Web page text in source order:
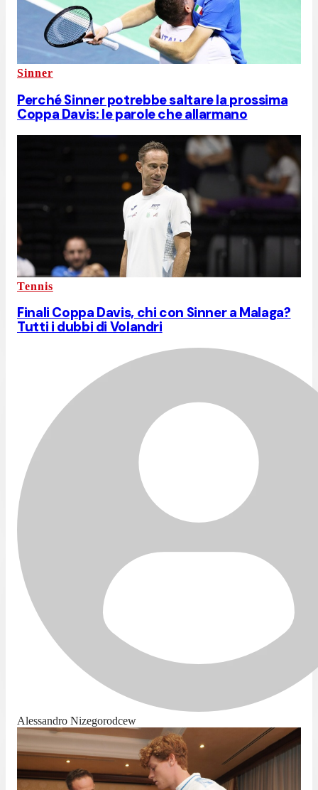
Sinner
Perché Sinner potrebbe saltare la prossima
Coppa Davis: le parole che allarmano
Tennis
Finali Coppa Davis, chi con Sinner a Malaga?
Tutti i dubbi di Volandri
Alessandro Nizegorodcew